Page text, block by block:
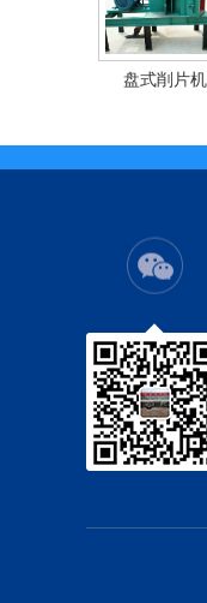
盘式削片机